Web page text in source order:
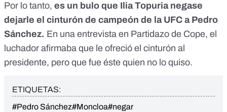
Por lo tanto, es un bulo que Ilia Topuria negase
dejarle el cinturón de campeón de la UFC a Pedro
Sánchez. En una entrevista en Partidazo de Cope, el
luchador afirmaba que le ofreció el cinturón al
presidente, pero que fue éste quien no lo quiso.
ETIQUETAS:
#Pedro Sánchez#Moncloa#negar